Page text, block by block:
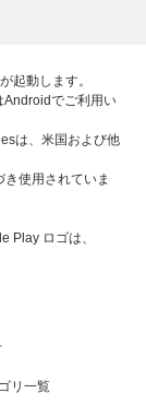
起動します。
Androidでご利用い
は、米国および他
使用されていま
Play ロゴは、
リ一覧